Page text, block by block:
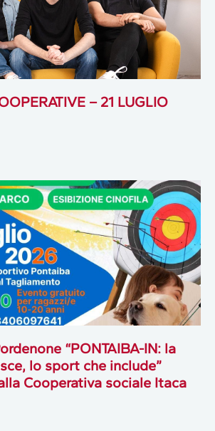
– 21 LUGLIO
“PONTAIBA-IN: la
lo sport che include”
Cooperativa sociale Itaca